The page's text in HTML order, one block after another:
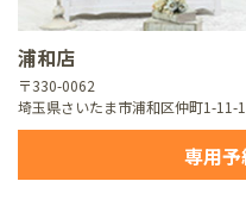
浦和店
〒330-0062
埼玉県さいたま市浦和区仲町1-11-
専用